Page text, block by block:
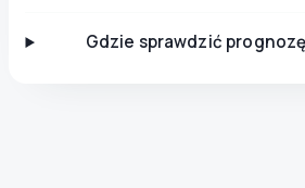
Gdzie sprawdzić